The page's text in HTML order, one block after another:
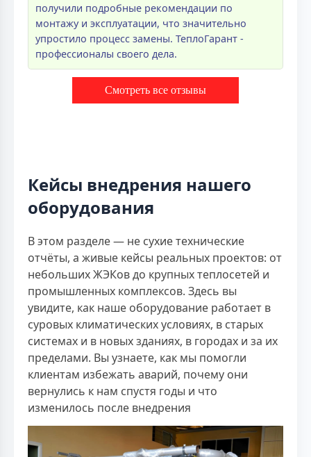
получили подробные рекомендации по
монтажу и эксплуатации, что значительно
упростило процесс замены. ТеплоГарант -
профессионалы своего дела.
Смотреть все отзывы
Кейсы внедрения нашего
оборудования
В этом разделе — не сухие технические
отчёты, а живые кейсы реальных проектов: от
небольших ЖЭКов до крупных теплосетей и
промышленных комплексов. Здесь вы
увидите, как наше оборудование работает в
суровых климатических условиях, в старых
системах и в новых зданиях, в городах и за их
пределами. Вы узнаете, как мы помогли
клиентам избежать аварий, почему они
вернулись к нам спустя годы и что
изменилось после внедрения